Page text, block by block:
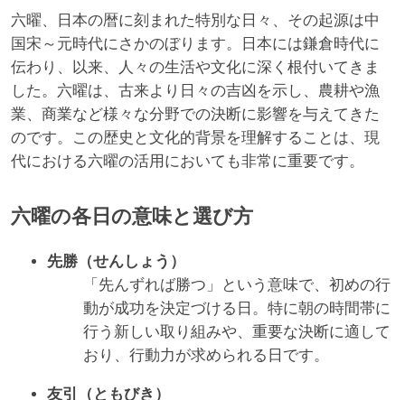
六曜、日本の暦に刻まれた特別な日々、その起源は中
国宋～元時代にさかのぼります。日本には鎌倉時代に
伝わり、以来、人々の生活や文化に深く根付いてきま
した。六曜は、古来より日々の吉凶を示し、農耕や漁
業、商業など様々な分野での決断に影響を与えてきた
のです。この歴史と文化的背景を理解することは、現
代における六曜の活用においても非常に重要です。
六曜の各日の意味と選び方
先勝（せんしょう）
「先んずれば勝つ」という意味で、初めの行
動が成功を決定づける日。特に朝の時間帯に
行う新しい取り組みや、重要な決断に適して
おり、行動力が求められる日です。
友引（ともびき）